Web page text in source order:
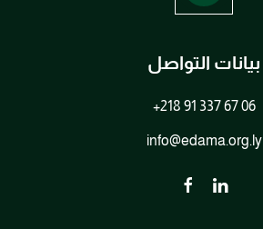
بيانات التواصل
+218 91 337 67 06
info@edama.org.ly